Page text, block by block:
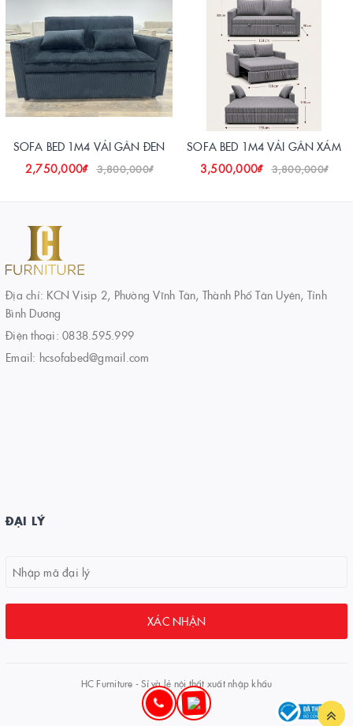
SOFA BED 1M4 VẢI GÂN ĐEN
2,750,000₫
3,800,000₫
SOFA BED 1M4 VẢI GÂN XÁM
3,500,000₫
3,800,000₫
Địa chỉ: KCN Visip 2, Phường Vĩnh Tân, Thành Phố Tân Uyên, Tỉnh
Bình Dương
Điện thoại: 0838.595.999
Email: hcsofabed@gmail.com
ĐẠI LÝ
XÁC NHẬN
HC Furniture - Sỉ và lẻ nội thất xuất nhập khẩu